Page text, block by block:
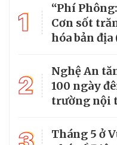
1
“Phí
Cơn sốt
hóa bản địa
2
Nghệ An
100 ngày
trường nội
Tháng 5 ở